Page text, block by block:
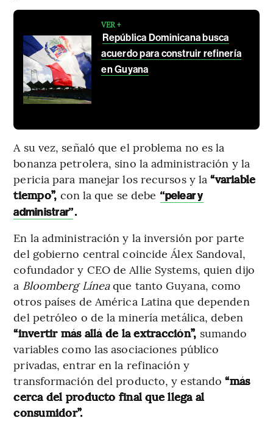
VER +
República Dominicana busca
acuerdo para construir refinería
en Guyana
A su vez, señaló que el problema no es la
bonanza petrolera, sino la administración y la
pericia para manejar los recursos y la“variable
tiempo”, con la que se debe “pelear y
administrar”.
En la administración y la inversión por parte
del gobierno central coincide Álex Sandoval,
cofundador y CEO de Allie Systems, quien dijo
a Bloomberg Líneaque tanto Guyana, como
otros países de América Latina que dependen
del petróleo o de la minería metálica, deben
“invertir más allá de la extracción”, sumando
variables como las asociaciones público
privadas, entrar en la refinación y
transformación del producto, y estando“más
cerca del producto final que llega al
consumidor”.